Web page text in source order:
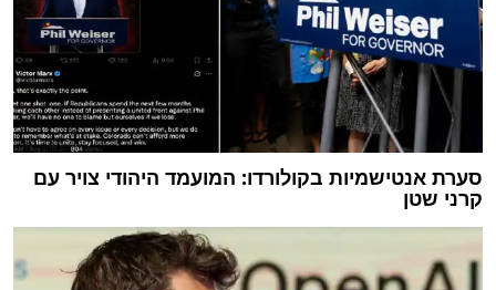
סערת אנטישמיות בקולורדו: המועמד היהודי צויר עם
קרני שטן